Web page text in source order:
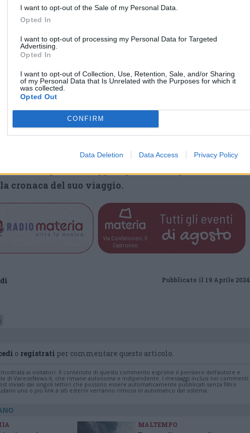
I want to opt-out of the Sale of my Personal Data.
Opted In
I want to opt-out of processing my Personal Data for Targeted
Advertising.
Opted In
I want to opt-out of Collection, Use, Retention, Sale, and/or Sharing
of my Personal Data that Is Unrelated with the Purposes for which it
was collected.
Opted Out
CONFIRM
Data Deletion Data Access Privacy Policy
19 aprile Cortesi si è fatto fare una foto insieme al suo
al Castello Visconteo di Legnano prima di partire alla
cronaca del suo viaggio.
Via Confalonieri, 5
Castronno
Tutti gli eventi
di agosto
Pubblicato il 19 Aprile 2024
o registrati per commentare questo articolo.
ai visitatori. Il contenuto di questo commento esprime il pensiero dell'autore e
di VareseNews.it, che rimane autonoma e indipendente. I messaggi inclusi nei commenti
inviati dai singoli lettori che possono essere automaticamente pubblicati senza filtro
uno o più link a siti esterni verranno rimossi in automatico dal sistema.
MALTEMPO